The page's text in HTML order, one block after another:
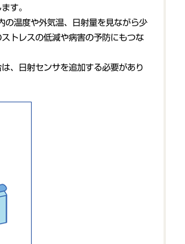
す。
温度や外気温、日射量を見ながら少
トレスの低減や病害の予防にもつな
、日射センサを追加する必要があり